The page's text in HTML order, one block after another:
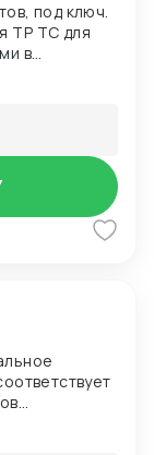
под ключ.
ТР ТС для
в
для ввоза